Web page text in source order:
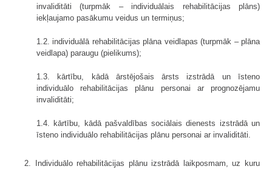
invaliditāti (turpmāk – individuālais rehabilitācijas plāns)
iekļaujamo pasākumu veidus un termiņus;
1.2. individuālā rehabilitācijas plāna veidlapas (turpmāk – plāna
veidlapa) paraugu (pielikums);
1.3. kārtību, kādā ārstējošais ārsts izstrādā un īsteno
individuālo rehabilitācijas plānu personai ar prognozējamu
invaliditāti;
1.4. kārtību, kādā pašvaldības sociālais dienests izstrādā un
īsteno individuālo rehabilitācijas plānu personai ar invaliditāti.
2. Individuālo rehabilitācijas plānu izstrādā laikposmam, uz kuru